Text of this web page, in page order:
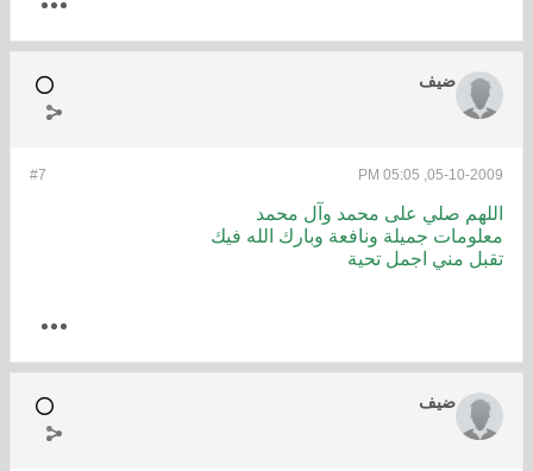
ضيف
#7 05-10-2009, 05:05 PM
اللهم صلي على محمد وآل محمد
معلومات جميلة ونافعة وبارك الله فيك
تقبل مني اجمل تحية
ضيف